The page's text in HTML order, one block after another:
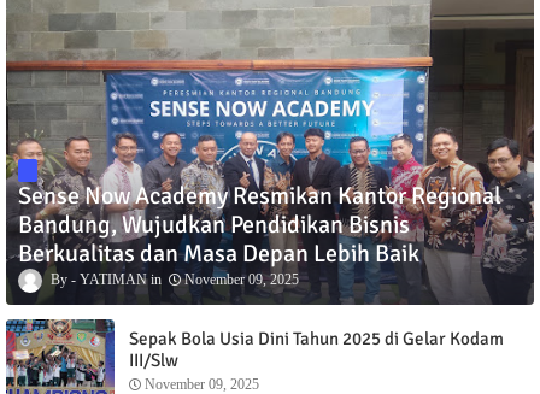
Sense Now Academy Resmikan Kantor Regional
Bandung, Wujudkan Pendidikan Bisnis
Berkualitas dan Masa Depan Lebih Baik
YATIMAN November 09, 2025
Sepak Bola Usia Dini Tahun 2025 di Gelar Kodam
III/Slw
November 09, 2025